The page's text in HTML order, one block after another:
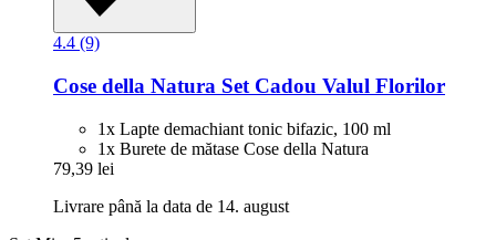
4.4 (9)
Cose della Natura Set Cadou Valul Florilor
1x Lapte demachiant tonic bifazic, 100 ml
1x Burete de mătase Cose della Natura
79,39 lei
Livrare până la data de 14. august